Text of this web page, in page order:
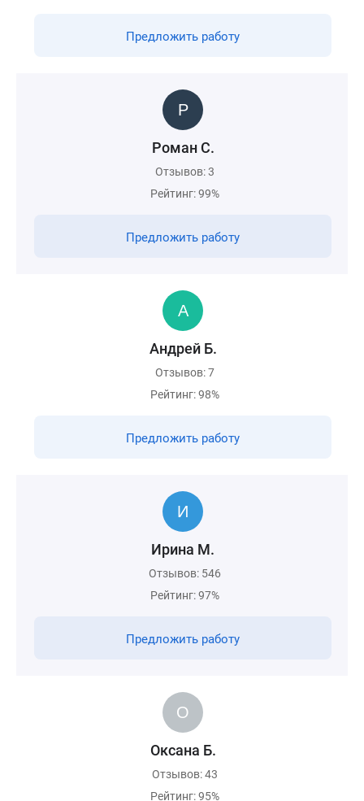
Предложить работу
Роман С.
Отзывов: 3
Рейтинг: 99%
Предложить работу
Андрей Б.
Отзывов: 7
Рейтинг: 98%
Предложить работу
Ирина М.
Отзывов: 546
Рейтинг: 97%
Предложить работу
Оксана Б.
Отзывов: 43
Рейтинг: 95%